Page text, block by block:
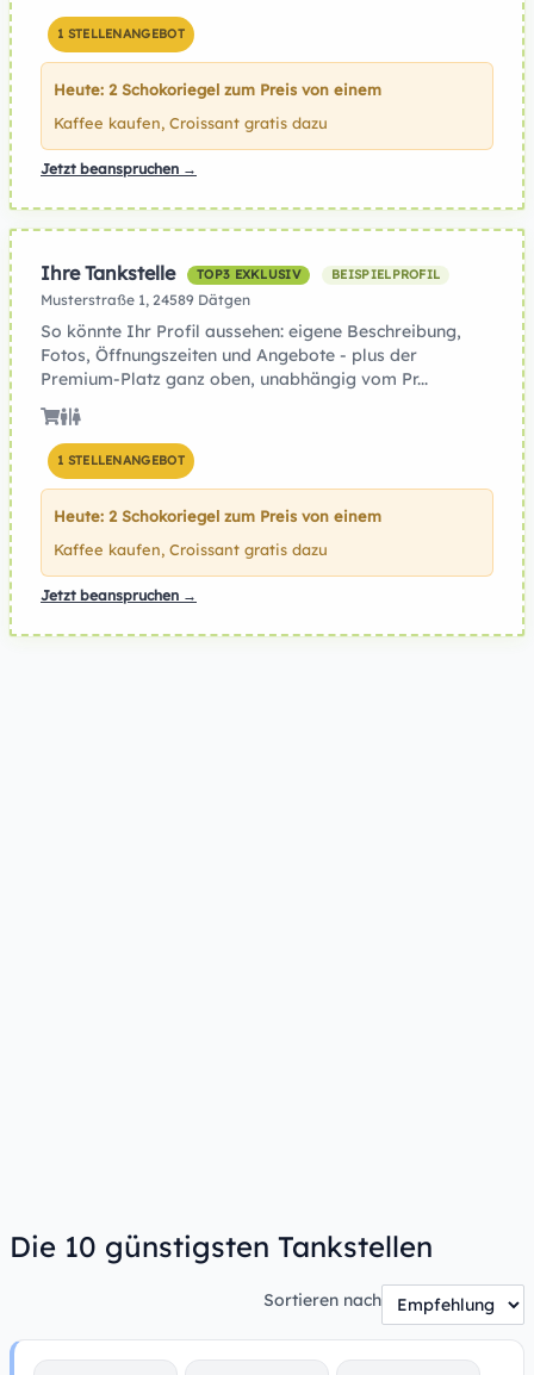
1 STELLENANGEBOT
Heute: 2 Schokoriegel zum Preis von einem
Kaffee kaufen, Croissant gratis dazu
Jetzt beanspruchen →
Ihre Tankstelle TOP3 EXKLUSIV BEISPIELPROFIL
Musterstraße 1, 24589 Dätgen
So könnte Ihr Profil aussehen: eigene Beschreibung,
Fotos, Öffnungszeiten und Angebote - plus der
Premium-Platz ganz oben, unabhängig vom Pr...
1 STELLENANGEBOT
Heute: 2 Schokoriegel zum Preis von einem
Kaffee kaufen, Croissant gratis dazu
Jetzt beanspruchen →
Die 10 günstigsten Tankstellen
Sortieren nach